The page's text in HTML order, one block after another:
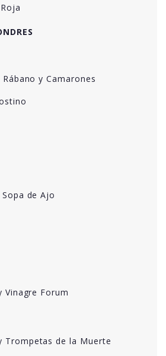
y Camarones
de Ajo
Vinagre Forum
Trompetas de la Muerte